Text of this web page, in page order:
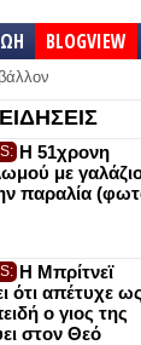
BLOGVIEW
Η 51χρονη
με
παραλία
Η Μπρίτνεϊ
ότι απέτυχε ως
ο γιος της
στον Θεό